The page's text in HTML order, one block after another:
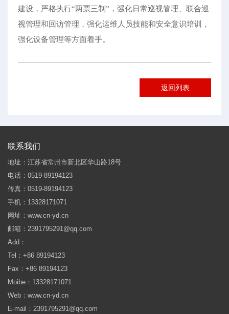
建设，严格执行“两票三制”，强化日常巡视管理、联合巡
视管理和回访管理，强化运维人员技能和安全意识培训，
强化设备管理等方面着手。
返回列表
联系我们
地址：江苏省常州市新北区华山路18号
电话：0519-89194123
传真：0519-89194123
手机：13328171071
网址：www.cn-yd.cn
邮箱：2391795291@qq.com
Add：
Tel：+86 89194123
Fax：+86 89194123
Moibe：13328171071
Web：www.cn-yd.cn
E-mail：2391795291@qq.com